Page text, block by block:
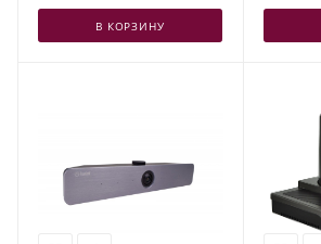
В КОРЗИНУ